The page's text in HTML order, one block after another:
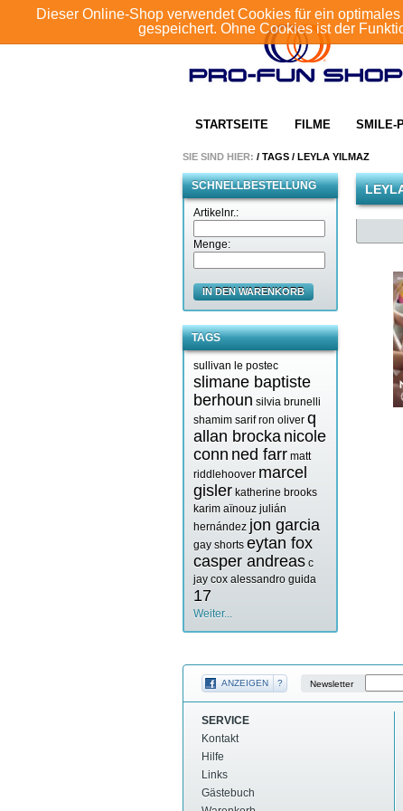
Dieser Online-Shop verwendet Cookies für ein
gespeichert. Ohne Cookies ist der
STARTSEITE FILME SMILE-
SIE SIND HIER: / TAGS / LEYLA YILMAZ
SCHNELLBESTELLUNG
Artikelnr.:
Menge:
IN DEN WARENKORB
TAGS
sullivan le postec
slimane baptiste
berhoun silvia brunelli
shamim sarif ron oliver q
allan brocka nicole
conn ned farr matt
riddlehoover marcel
gisler katherine brooks
karim aïnouz julián
hernández jon garcia
gay shorts eytan fox
casper andreas c
jay cox alessandro guida
17
Weiter...
ANZEIGEN ? Newsletter
SERVICE
Kontakt
Hilfe
Links
Gästebuch